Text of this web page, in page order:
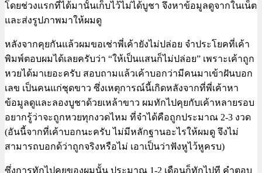
โดยช่วงแรกที่ได้มานั้นเก็บไว้ไม่ได้บูชา จึงหาข้อมูลดูจากในเน็ต
และส่งรูปภาพมาให้ผมดู
หลังจากคุยกันแล้วผมขอเช่าพี่เค้ายังไม่ปล่อย จำประโยคที่เค้า
พิมพ์ตอบผมได้เลยครับว่า “ให้เป็นแสนก็ไม่ปล่อย” เพราะเค้าถูก
หวยได้มาเยอะครับ สอบถามแล้วเค้าบอกว่ามีคนมาเข้าฝันบอก
เลข เป็นคนแก่ชุดขาว ซึ่งเหตุการณ์นี้เกิดหลังจากที่พี่เค้าหา
ข้อมูลดูและลองบูชาด้วยเหล้าขาว ผมทักไปคุยกับเค้าหลายรอบ
อยากรู้ว่าจะถูกหวยทุกงวดไหม ที่จำได้คือถูกประมาณ 2-3 งวด
(อันนี้จากที่เค้าบอกนะครับ ไม่มีหลักฐานอะไรให้ผมดู จึงไม่
สามารถบอกด้ว่าถูกจริงหรือไม่ เอาเป็นว่าฟังหูไว้หูครบ)
ซึ่งการทักไปคุยของผมนั้น ประมาณ 1-2 เดือนก็ทักไปที คำตอบ